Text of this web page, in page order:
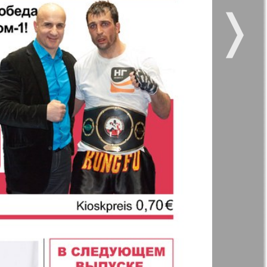
11
5
5
11
17
23
❭
Город 511
Zeitung Наше время
Panorama-mir
время Русский вояж